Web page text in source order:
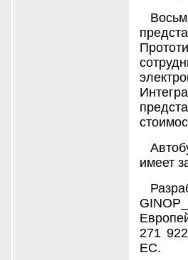
имеет
271
ЕС.